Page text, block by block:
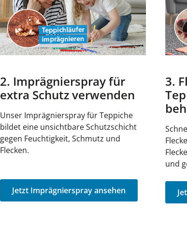
2. Imprägnierspray für
extra Schutz verwenden
Unser Imprägnierspray für Teppiche
bildet eine unsichtbare Schutzschicht
gegen Feuchtigkeit, Schmutz und
Flecken.
Jetzt Imprägnierspray ansehen
3.
und